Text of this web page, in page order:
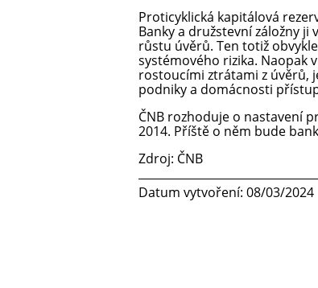
Proticyklická kapitálová
Banky a družstevní záložny
růstu úvěrů. Ten totiž
systémového rizika. Naopak
rostoucími ztrátami z úvěrů,
podniky a domácnosti
ČNB rozhoduje o nastavení
2014. Příště o něm bude
Zdroj: ČNB
Datum vytvoření: 08/03/2024